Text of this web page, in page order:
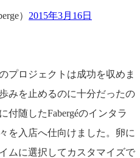
） 2015年3月16日
プロジェクトは成功を収めま
みを止めるのに十分だったの
付随したFabergéのインタラ
を入店へ仕向けました。卵に
ムに選択してカスタマイズで